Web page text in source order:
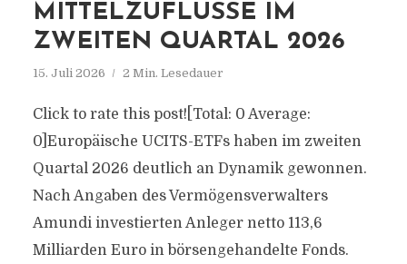
MITTELZUFLÜSSE IM
ZWEITEN QUARTAL 2026
15. Juli 2026 2 Min. Lesedauer
Click to rate this post![Total: 0 Average:
0]Europäische UCITS-ETFs haben im zweiten
Quartal 2026 deutlich an Dynamik gewonnen.
Nach Angaben des Vermögensverwalters
Amundi investierten Anleger netto 113,6
Milliarden Euro in börsengehandelte Fonds.